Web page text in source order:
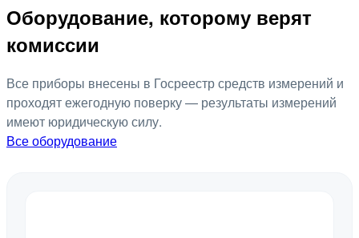
Оборудование, которому верят
комиссии
Все приборы внесены в Госреестр средств измерений и
проходят ежегодную поверку — результаты измерений
имеют юридическую силу.
Все оборудование